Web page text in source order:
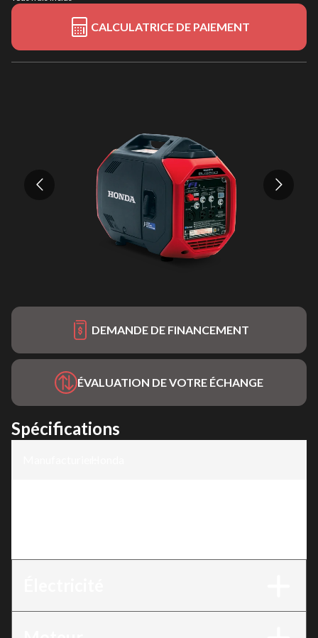
CALCULATRICE DE PAIEMENT
DEMANDE DE FINANCEMENT
ÉVALUATION DE VOTRE ÉCHANGE
Spécifications